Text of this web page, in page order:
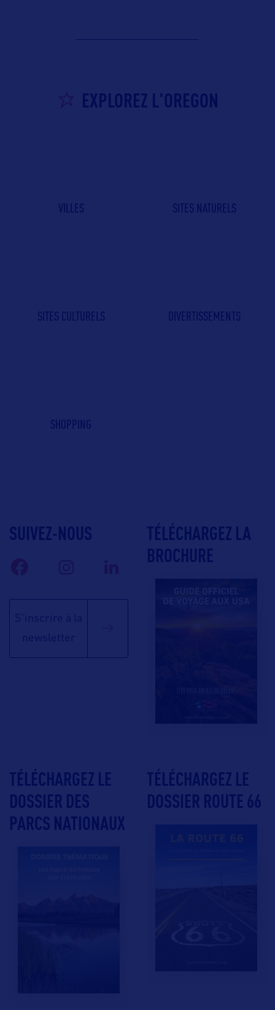
EXPLOREZ L'OREGON
VILLES SITES NATURELS
SITES CULTURELS DIVERTISSEMENTS
SHOPPING
SUIVEZ-NOUS
S'inscrire à la
newsletter
TÉLÉCHARGEZ LA
BROCHURE
TÉLÉCHARGEZ LE
DOSSIER DES
PARCS NATIONAUX
TÉLÉCHARGEZ LE
DOSSIER ROUTE 66